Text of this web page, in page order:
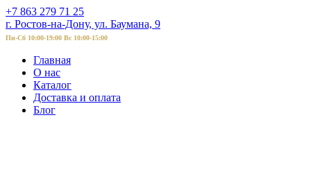
+7 863 279 71 25
г. Ростов-на-Дону, ул. Баумана, 9
Пн-Сб 10:00-19:00 Вс 10:00-15:00
Главная
О нас
Каталог
Доставка и оплата
Блог